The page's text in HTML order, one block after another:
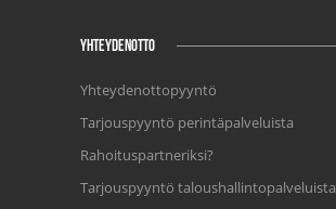
YHTEYDENOTTO
Yhteydenottopyyntö
Tarjouspyyntö perintäpalveluista
Rahoituspartneriksi?
Tarjouspyyntö taloushallintopalveluista